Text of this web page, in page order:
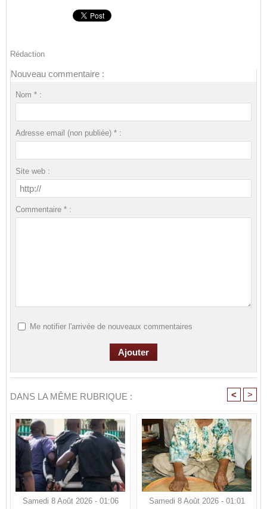
Rédaction
Nouveau commentaire :
Nom * :
Adresse email (non publiée) * :
Site web :
Commentaire * :
Me notifier l'arrivée de nouveaux commentaires
DANS LA MÊME RUBRIQUE : < >
Samedi 8 Août 2026 - 01:06 Samedi 8 Août 2026 - 01:01